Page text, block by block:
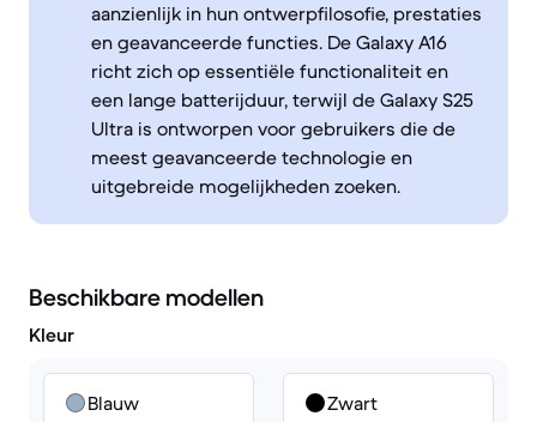
aanzienlijk in hun ontwerpfilosofie, prestaties
en geavanceerde functies. De Galaxy A16
richt zich op essentiële functionaliteit en
een lange batterijduur, terwijl de Galaxy S25
Ultra is ontworpen voor gebruikers die de
meest geavanceerde technologie en
uitgebreide mogelijkheden zoeken.
Beschikbare modellen
Kleur
Blauw Zwart